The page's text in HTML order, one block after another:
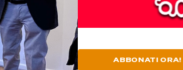
ABBONATI ORA!